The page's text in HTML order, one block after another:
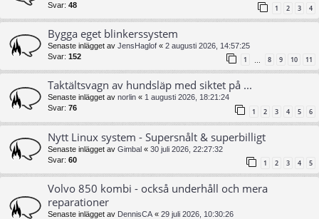
Svar: 48 1 2 3 4
Bygga eget blinkerssystem
Senaste inlägget av JensHaglof « 2 augusti 2026, 14:57:25
Svar: 152 1 … 8 9 10 11
Taktältsvagn av hundsläp med siktet på ...
Senaste inlägget av norlin « 1 augusti 2026, 18:21:24
Svar: 76 1 2 3 4 5 6
Nytt Linux system - Supersnålt & superbilligt
Senaste inlägget av Gimbal « 30 juli 2026, 22:27:32
Svar: 60 1 2 3 4 5
Volvo 850 kombi - också underhåll och mera
reparationer
Senaste inlägget av DennisCA « 29 juli 2026, 10:30:26